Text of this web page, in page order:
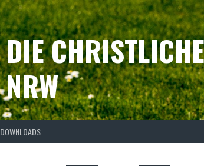
DIE
NRW
DOWNLOADS